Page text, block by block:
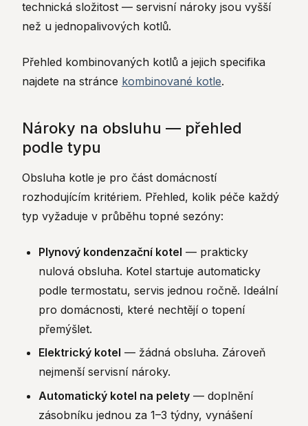
technická složitost — servisní nároky jsou vyšší
než u jednopalivových kotlů.
Přehled kombinovaných kotlů a jejich specifika
najdete na stránce kombinované kotle.
Nároky na obsluhu — přehled
podle typu
Obsluha kotle je pro část domácností
rozhodujícím kritériem. Přehled, kolik péče každý
typ vyžaduje v průběhu topné sezóny:
Plynový kondenzační kotel — prakticky
nulová obsluha. Kotel startuje automaticky
podle termostatu, servis jednou ročně. Ideální
pro domácnosti, které nechtějí o topení
přemýšlet.
Elektrický kotel — žádná obsluha. Zároveň
nejmenší servisní nároky.
Automatický kotel na pelety — doplnění
zásobníku jednou za 1–3 týdny, vynášení